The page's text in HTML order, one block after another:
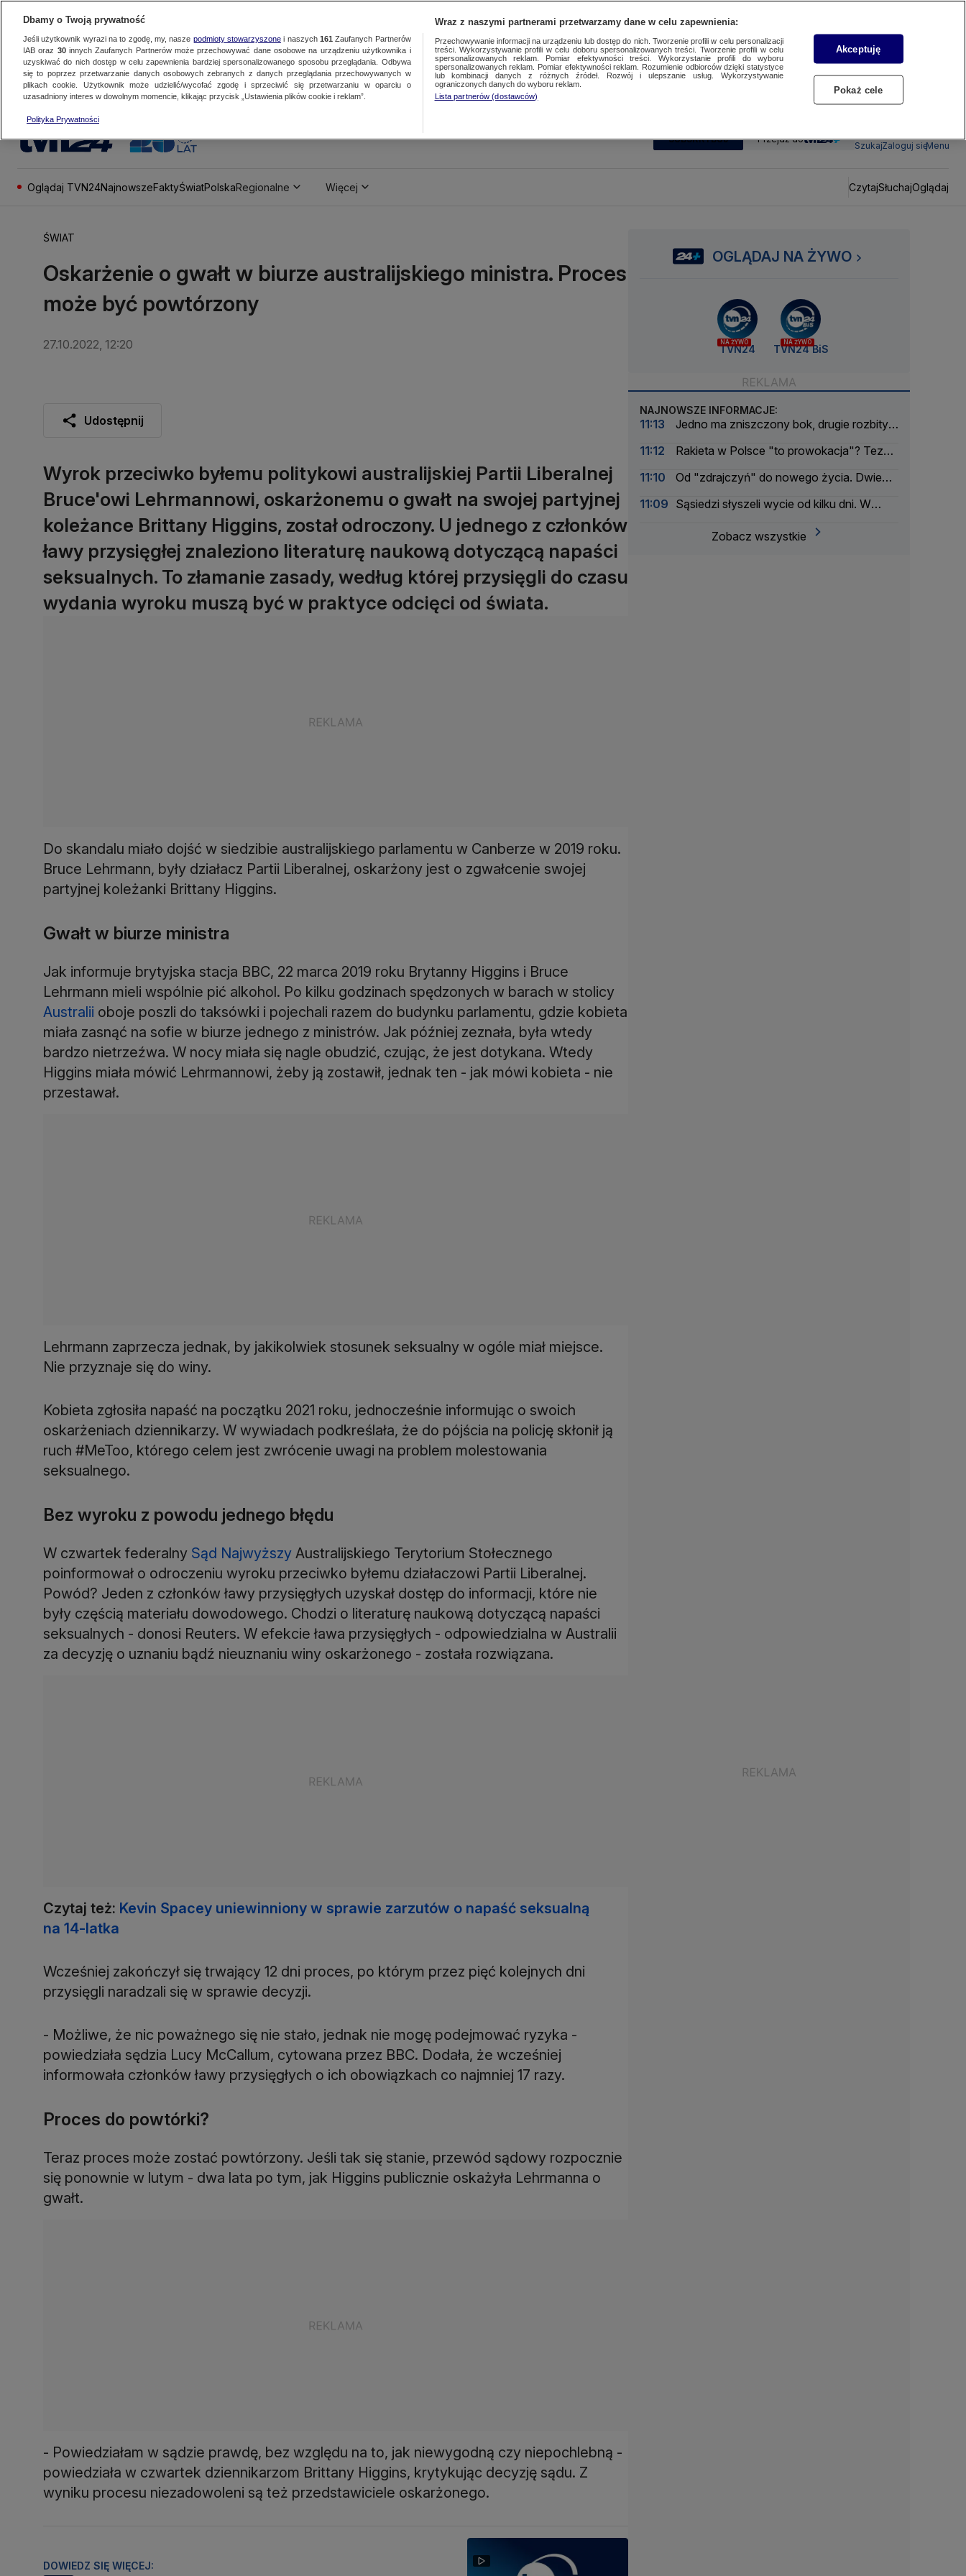
SUBSKRYBUJ Przejdź do
SzukajZaloguj sięMenu
Oglądaj TVN24NajnowszeFaktyŚwiatPolskaRegionalne Więcej CzytajSłuchajOglądaj
ŚWIAT
Oskarżenie o gwałt w biurze australijskiego ministra. Proces
może być powtórzony
27.10.2022, 12:20
Udostępnij
Wyrok przeciwko byłemu politykowi australijskiej Partii Liberalnej
Bruce'owi Lehrmannowi, oskarżonemu o gwałt na swojej partyjnej
koleżance Brittany Higgins, został odroczony. U jednego z członków
ławy przysięgłej znaleziono literaturę naukową dotyczącą napaści
seksualnych. To złamanie zasady, według której przysięgli do czasu
wydania wyroku muszą być w praktyce odcięci od świata.
Do skandalu miało dojść w siedzibie australijskiego parlamentu w Canberze w 2019 roku.
Bruce Lehrmann, były działacz Partii Liberalnej, oskarżony jest o zgwałcenie swojej
partyjnej koleżanki Brittany Higgins.
Gwałt w biurze ministra
Jak informuje brytyjska stacja BBC, 22 marca 2019 roku Brytanny Higgins i Bruce
Lehrmann mieli wspólnie pić alkohol. Po kilku godzinach spędzonych w barach w stolicy
Australii oboje poszli do taksówki i pojechali razem do budynku parlamentu, gdzie kobieta
miała zasnąć na sofie w biurze jednego z ministrów. Jak później zeznała, była wtedy
bardzo nietrzeźwa. W nocy miała się nagle obudzić, czując, że jest dotykana. Wtedy
Higgins miała mówić Lehrmannowi, żeby ją zostawił, jednak ten - jak mówi kobieta - nie
przestawał.
Lehrmann zaprzecza jednak, by jakikolwiek stosunek seksualny w ogóle miał miejsce.
Nie przyznaje się do winy.
Kobieta zgłosiła napaść na początku 2021 roku, jednocześnie informując o swoich
oskarżeniach dziennikarzy. W wywiadach podkreślała, że do pójścia na policję skłonił ją
ruch #MeToo, którego celem jest zwrócenie uwagi na problem molestowania
seksualnego.
Bez wyroku z powodu jednego błędu
W czwartek federalny Sąd Najwyższy Australijskiego Terytorium Stołecznego
poinformował o odroczeniu wyroku przeciwko byłemu działaczowi Partii Liberalnej.
Powód? Jeden z członków ławy przysięgłych uzyskał dostęp do informacji, które nie
były częścią materiału dowodowego. Chodzi o literaturę naukową dotyczącą napaści
seksualnych - donosi Reuters. W efekcie ława przysięgłych - odpowiedzialna w Australii
za decyzję o uznaniu bądź nieuznaniu winy oskarżonego - została rozwiązana.
Czytaj też: Kevin Spacey uniewinniony w sprawie zarzutów o napaść seksualną
na 14-latka
Wcześniej zakończył się trwający 12 dni proces, po którym przez pięć kolejnych dni
przysięgli naradzali się w sprawie decyzji.
- Możliwe, że nic poważnego się nie stało, jednak nie mogę podejmować ryzyka -
powiedziała sędzia Lucy McCallum, cytowana przez BBC. Dodała, że wcześniej
informowała członków ławy przysięgłych o ich obowiązkach co najmniej 17 razy.
Proces do powtórki?
Teraz proces może zostać powtórzony. Jeśli tak się stanie, przewód sądowy rozpocznie
się ponownie w lutym - dwa lata po tym, jak Higgins publicznie oskażyła Lehrmanna o
gwałt.
- Powiedziałam w sądzie prawdę, bez względu na to, jak niewygodną czy niepochlebną -
powiedziała w czwartek dziennikarzom Brittany Higgins, krytykując decyzję sądu. Z
wyniku procesu niezadowoleni są też przedstawiciele oskarżonego.
DOWIEDZ SIĘ WIĘCEJ:
OGLĄDAJ NA ŻYWO
NA ŻYWO
TVN24
NA ŻYWO
TVN24 BiS
NAJNOWSZE INFORMACJE:
11:13
Jedno ma zniszczony bok, drugie rozbity
11:12
Rakieta w Polsce "to prowokacja"? Teza
11:10
Od "zdrajczyń" do nowego życia. Dwie
obywatelstwo
11:09 Sąsiedzi słyszeli wycie od kilku dni. W
Zobacz wszystkie
Dbamy o Twoją prywatność
Jeśli użytkownik wyrazi na to zgodę, my, nasze podmioty stowarzyszonei naszych 161 Zaufanych Partnerów
IAB oraz 30innych Zaufanych Partnerów może przechowywać dane osobowe na urządzeniu użytkownika i
uzyskiwać do nich dostęp w celu zapewnienia bardziej spersonalizowanego sposobu przeglądania. Odbywa
się to poprzez przetwarzanie danych osobowych zebranych z danych przeglądania przechowywanych w
plikach cookie. Użytkownik może udzielić/wycofać zgodę i sprzeciwić się przetwarzaniu w oparciu o
uzasadniony interes w dowolnym momencie, klikając przycisk „Ustawienia plików cookie i reklam”.
Polityka Prywatności
Wraz z naszymi partnerami przetwarzamy dane w celu zapewnienia:
Przechowywanie informacji na urządzeniu lub dostęp do nich. Tworzenie profili w celu personalizacji
treści. Wykorzystywanie profili w celu doboru spersonalizowanych treści. Tworzenie profili w celu
spersonalizowanych reklam. Pomiar efektywności treści. Wykorzystanie profili do wyboru
spersonalizowanych reklam. Pomiar efektywności reklam. Rozumienie odbiorców dzięki statystyce
lub kombinacji danych z różnych źródeł. Rozwój i ulepszanie usług. Wykorzystywanie
ograniczonych danych do wyboru reklam.
Lista partnerów (dostawców)
Akceptuję
Pokaż cele